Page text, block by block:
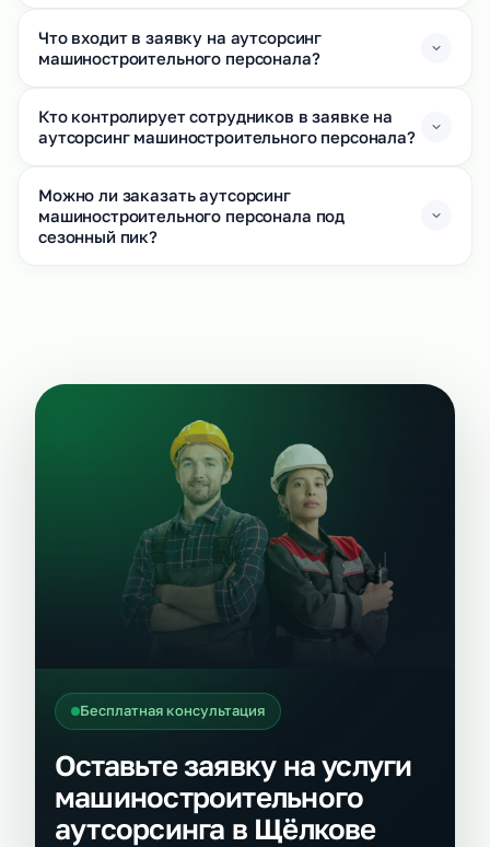
Что входит в заявку на аутсорсинг
машиностроительного персонала?
Кто контролирует сотрудников в заявке на
аутсорсинг машиностроительного персонала?
Можно ли заказать аутсорсинг
машиностроительного персонала под
сезонный пик?
Бесплатная консультация
Оставьте заявку на услуги
машиностроительного
аутсорсинга в Щёлкове